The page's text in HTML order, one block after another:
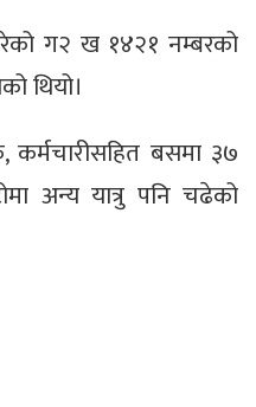
ग२ ख १४२१ नम्बरको
थियो।
बसमा ३७
अन्य यात्रु पनि चढेको